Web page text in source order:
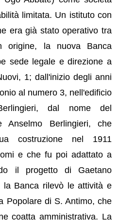
limitata. Un istituto con
era già stato operativo tra
la nuova Banca
sede legale e direzione a
1; dall'inizio degli anni
al numero 3, nell'edificio
dal nome del
Anselmo Berlingieri, che
costruzione nel 1911
e che fu poi adattato a
il progetto di Gaetano
la Banca rilevò le attività e
Popolare di S. Antimo, che
coatta amministrativa. La